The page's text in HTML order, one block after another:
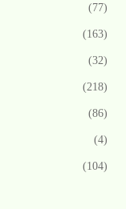
(77)
(163)
(32)
(218)
(86)
(4)
(104)